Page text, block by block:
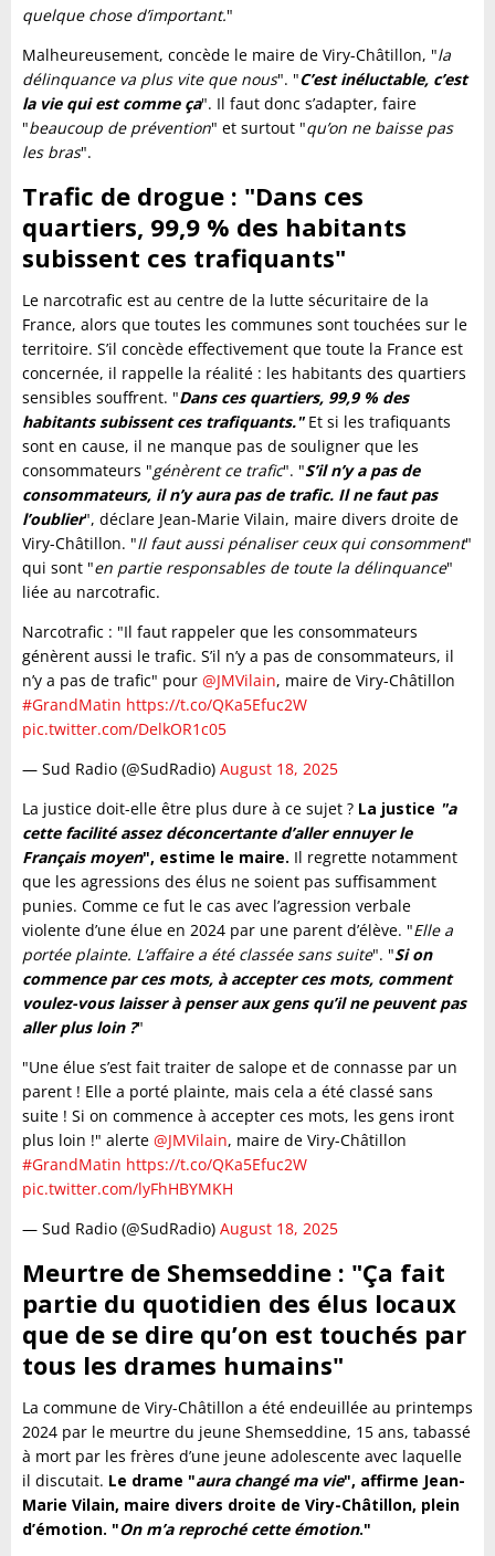
quelque chose d’important."
Malheureusement, concède le maire de Viry-Châtillon, "la
délinquance va plus vite que nous". "C’est inéluctable, c’est
la vie qui est comme ça". Il faut donc s’adapter, faire
"beaucoup de prévention" et surtout "qu’on ne baisse pas
les bras".
Trafic de drogue : "Dans ces
quartiers, 99,9 % des habitants
subissent ces trafiquants"
Le narcotrafic est au centre de la lutte sécuritaire de la
France, alors que toutes les communes sont touchées sur le
territoire. S’il concède effectivement que toute la France est
concernée, il rappelle la réalité : les habitants des quartiers
sensibles souffrent. "Dans ces quartiers, 99,9 % des
habitants subissent ces trafiquants."Et si les trafiquants
sont en cause, il ne manque pas de souligner que les
consommateurs "génèrent ce trafic". "S’il n’y a pas de
consommateurs, il n’y aura pas de trafic. Il ne faut pas
l’oublier", déclare Jean-Marie Vilain, maire divers droite de
Viry-Châtillon. "Il faut aussi pénaliser ceux qui consomment"
qui sont "en partie responsables de toute la délinquance"
liée au narcotrafic.
Narcotrafic : "Il faut rappeler que les consommateurs
génèrent aussi le trafic. S’il n’y a pas de consommateurs, il
n’y a pas de trafic" pour @JMVilain, maire de Viry-Châtillon
#GrandMatin https://t.co/QKa5Efuc2W
pic.twitter.com/DelkOR1c05
— Sud Radio (@SudRadio) August 18, 2025
La justice doit-elle être plus dure à ce sujet ? La justice "a
cette facilité assez déconcertante d’aller ennuyer le
Français moyen", estime le maire. Il regrette notamment
que les agressions des élus ne soient pas suffisamment
punies. Comme ce fut le cas avec l’agression verbale
violente d’une élue en 2024 par une parent d’élève. "Elle a
portée plainte. L’affaire a été classée sans suite". "Si on
commence par ces mots, à accepter ces mots, comment
voulez-vous laisser à penser aux gens qu’il ne peuvent pas
aller plus loin ?"
"Une élue s’est fait traiter de salope et de connasse par un
parent ! Elle a porté plainte, mais cela a été classé sans
suite ! Si on commence à accepter ces mots, les gens iront
plus loin !" alerte @JMVilain, maire de Viry-Châtillon
#GrandMatin https://t.co/QKa5Efuc2W
pic.twitter.com/lyFhHBYMKH
— Sud Radio (@SudRadio) August 18, 2025
Meurtre de Shemseddine : "Ça fait
partie du quotidien des élus locaux
que de se dire qu’on est touchés par
tous les drames humains"
La commune de Viry-Châtillon a été endeuillée au printemps
2024 par le meurtre du jeune Shemseddine, 15 ans, tabassé
à mort par les frères d’une jeune adolescente avec laquelle
il discutait. Le drame "aura changé ma vie", affirme Jean-
Marie Vilain, maire divers droite de Viry-Châtillon, plein
d’émotion. "On m’a reproché cette émotion."